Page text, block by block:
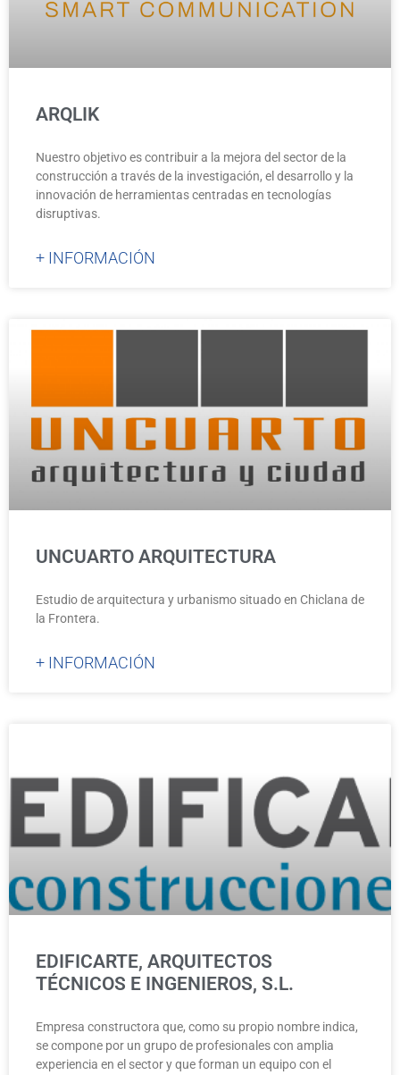
ARQLIK
Nuestro objetivo es contribuir a la mejora del sector de la
construcción a través de la investigación, el desarrollo y la
innovación de herramientas centradas en tecnologías
disruptivas.
+ INFORMACIÓN
UNCUARTO ARQUITECTURA
Estudio de arquitectura y urbanismo situado en Chiclana de
la Frontera.
+ INFORMACIÓN
EDIFICARTE, ARQUITECTOS
TÉCNICOS E INGENIEROS, S.L.
Empresa constructora que, como su propio nombre indica,
se compone por un grupo de profesionales con amplia
experiencia en el sector y que forman un equipo con el